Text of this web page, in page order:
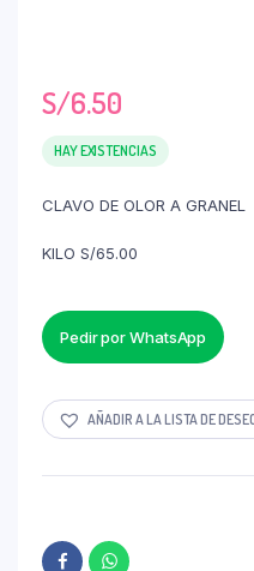
S/6.50
HAY EXISTENCIAS
CLAVO DE OLOR A GRANEL
KILO S/65.00
Pedir por WhatsApp
AÑADIR A LA LISTA DE